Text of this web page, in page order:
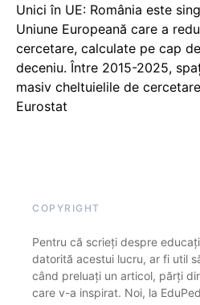
Unici în UE: România este
Uniune Europeană care a
cercetare, calculate pe cap
deceniu. Între 2015-2025,
masiv cheltuielile de
Eurostat
COPYRIGHT
Pentru că scrieți despre
datorită acestui lucru, ar fi util
când preluați un articol, părți
care v-a inspirat. Noi, la